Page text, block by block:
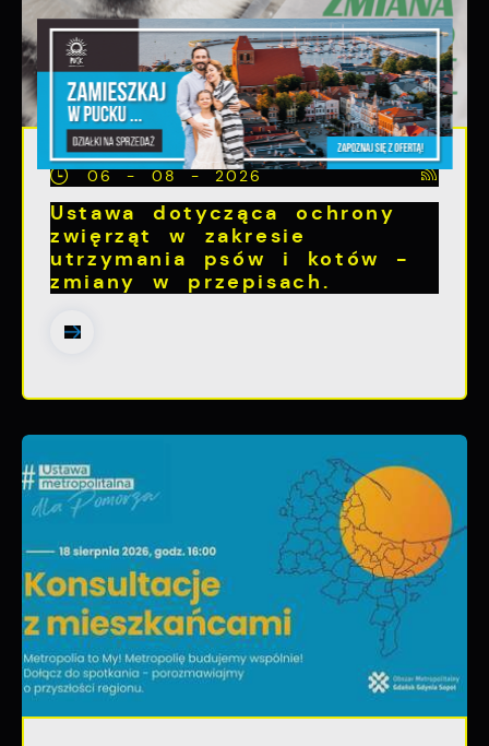
06 - 08 - 2026
Ustawa dotycząca ochrony
zwięrząt w zakresie
utrzymania psów i kotów -
zmiany w przepisach.